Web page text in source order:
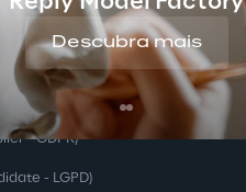
Descubra mais
- LGPD)
- GDPR)
- LGPD)
- GDPR)
- LGPD)